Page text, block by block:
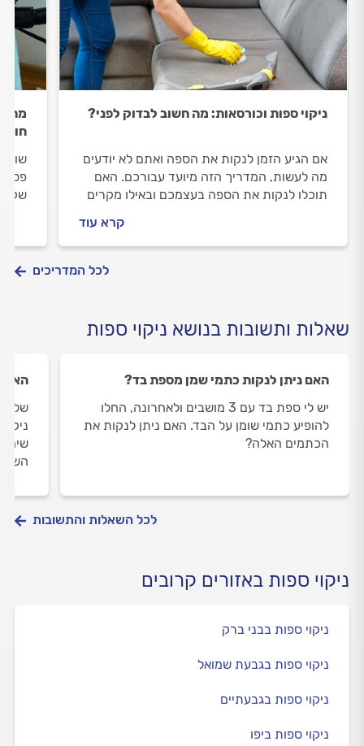
ניקוי ספות וכורסאות: מה חשוב לבדוק לפני?
אם הגיע הזמן לנקות את הספה ואתם לא יודעים
מה לעשות, המדריך הזה מיועד עבורכם. האם
תוכלו לנקות את הספה בעצמכם ובאילו מקרים
קרא עוד
לכל המדריכים
שאלות ותשובות בנושא ניקוי ספות
האם ניתן לנקות כתמי שמן מספת בד?
יש לי ספת בד עם 3 מושבים ולאחרונה, החלו
להופיע כתמי שומן על הבד. האם ניתן לנקות את
הכתמים האלה?
האם
לכל השאלות והתשובות
ניקוי ספות באזורים קרובים
ניקוי ספות בבני ברק
ניקוי ספות בגבעת שמואל
ניקוי ספות בגבעתיים
ניקוי ספות ביפו